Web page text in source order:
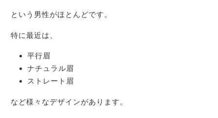
という男性がほとんどです。
特に最近は、
平行眉
ナチュラル眉
ストレート眉
など様々なデザインがあります。